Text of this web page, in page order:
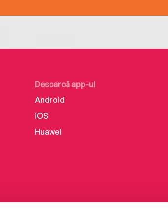
Descarcă app-ul
Android
iOS
Huawei